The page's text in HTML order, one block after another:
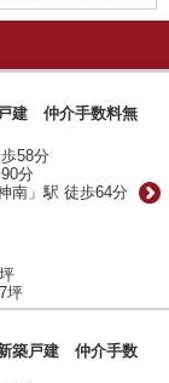
建 仲介手数料無
58分
分
南」駅 徒歩64分
坪
築戸建 仲介手数